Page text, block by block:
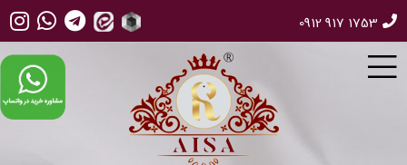
0912 917 1753